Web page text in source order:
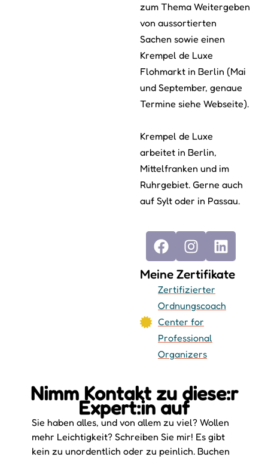
zum Thema Weitergeben
von aussortierten
Sachen sowie einen
Krempel de Luxe
Flohmarkt in Berlin (Mai
und September, genaue
Termine siehe Webseite).
Krempel de Luxe
arbeitet in Berlin,
Mittelfranken und im
Ruhrgebiet. Gerne auch
auf Sylt oder in Passau.
Meine Zertifikate
Zertifizierter
Ordnungscoach
Center for
Professional
Organizers
Nimm Kontakt zu diese:r
Expert:in auf
Sie haben alles, und von allem zu viel? Wollen
mehr Leichtigkeit? Schreiben Sie mir! Es gibt
kein zu unordentlich oder zu peinlich. Buchen